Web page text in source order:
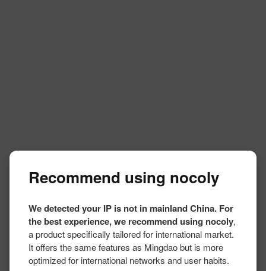
Recommend using nocoly
We detected your IP is not in mainland China. For
the best experience, we recommend using nocoly,
a product specifically tailored for international market.
It offers the same features as Mingdao but is more
optimized for international networks and user habits.